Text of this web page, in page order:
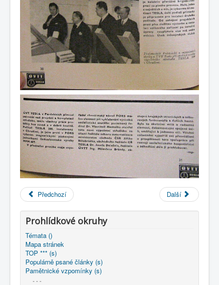
Předchozí Další
Prohlídkové okruhy
Témata ()
Mapa stránek
TOP *** (s)
Populárně psané články (s)
Pamětnické vzpomínky (s)
- - -